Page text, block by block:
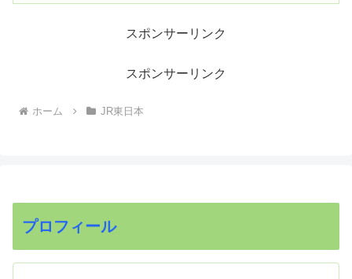
スポンサーリンク
スポンサーリンク
ホーム JR東日本
プロフィール